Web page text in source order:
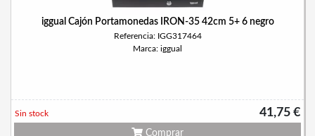
iggual Cajón Portamonedas IRON-35 42cm 5+ 6 negro
Referencia: IGG317464
Marca: iggual
41,75 €
Sin stock
Comprar